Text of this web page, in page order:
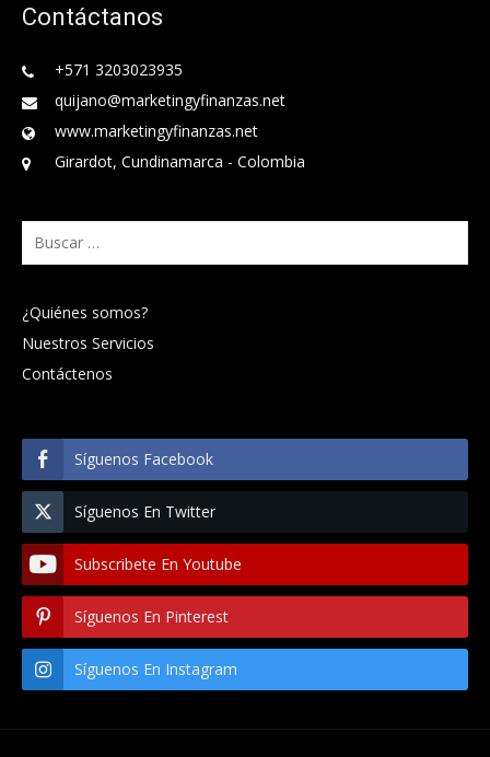
Contáctanos
+571 3203023935
quijano@marketingyfinanzas.net
www.marketingyfinanzas.net
Girardot, Cundinamarca - Colombia
Buscar:
¿Quiénes somos?
Nuestros Servicios
Contáctenos
Síguenos Facebook
Síguenos En Twitter
Subscribete En Youtube
Síguenos En Pinterest
Síguenos En Instagram